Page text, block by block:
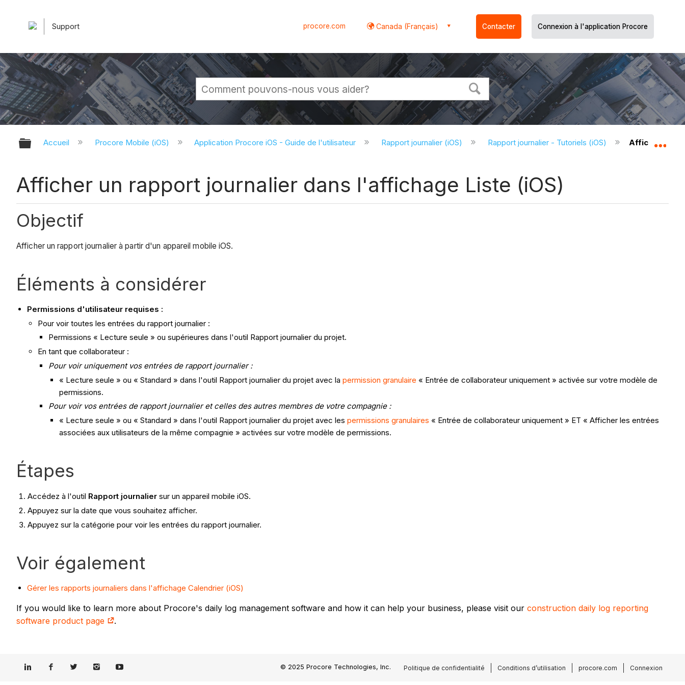
Support procore.com Canada (Français) Contacter Connexion à l'application Procore
Développer/réduire la hiérarchie globale
Accueil Procore Mobile (iOS) Application Procore iOS - Guide de l'utilisateur Rapport journalier (iOS) Rapport journalier - Tutoriels (iOS) Afficher un
Afficher un rapport journalier dans l'affichage Liste (iOS)
Objectif
Afficher un rapport journalier à partir d'un appareil mobile iOS.
Éléments à considérer
Permissions d'utilisateur requises :
Pour voir toutes les entrées du rapport journalier :
Permissions « Lecture seule » ou supérieures dans l'outil Rapport journalier du projet.
En tant que collaborateur :
Pour voir uniquement vos entrées de rapport journalier :
« Lecture seule » ou « Standard » dans l'outil Rapport journalier du projet avec la permission granulaire « Entrée de collaborateur uniquement » activée sur votre modèle de
permissions.
Pour voir vos entrées de rapport journalier et celles des autres membres de votre compagnie :
« Lecture seule » ou « Standard » dans l'outil Rapport journalier du projet avec les permissions granulaires « Entrée de collaborateur uniquement » ET « Afficher les entrées
associées aux utilisateurs de la même compagnie » activées sur votre modèle de permissions.
Étapes
Accédez à l'outil Rapport journalier sur un appareil mobile iOS.
Appuyez sur la date que vous souhaitez afficher.
Appuyez sur la catégorie pour voir les entrées du rapport journalier.
Voir également
Gérer les rapports journaliers dans l'affichage Calendrier (iOS)
If you would like to learn more about Procore's daily log management software and how it can help your business, please visit our construction daily log reporting
software product page
.
© 2025 Procore Technologies, Inc. Politique de confidentialité Conditions d’utilisation procore.com Connexion